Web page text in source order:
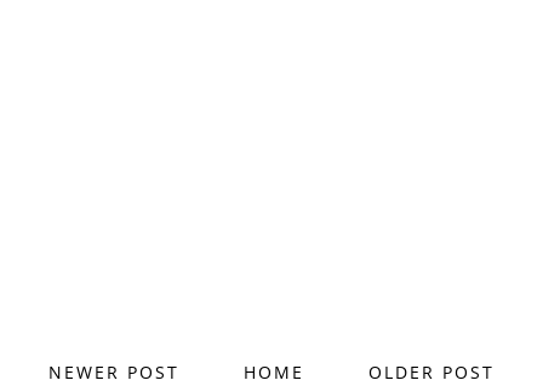
NEWER POST OLDER POST
HOME